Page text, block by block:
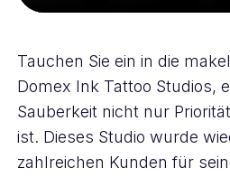
Tauchen Sie ein in die
Domex Ink Tattoo Studios,
Sauberkeit nicht nur
ist. Dieses Studio wurde
zahlreichen Kunden für